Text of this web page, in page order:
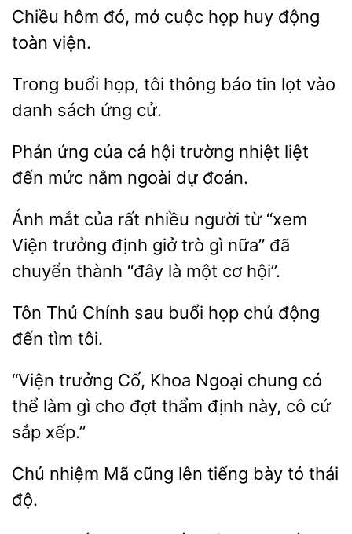
hôm đó, mở cuộc
động
toàn viện.
họp, tôi thông báo
lọt vào
danh sách ứng cử.
Phản ứng
hội trường nhiệt liệt
đến mức nằm ngoài
đoán.
Ánh của rất nhiều
“xem
Viện trưởng định giở trò gì nữa” đã
chuyển thành “đây là một cơ hội”.
Thủ
sau buổi họp chủ
đến tìm tôi.
“Viện trưởng Cố, Khoa
chung có
thể làm gì
đợt thẩm định này, cô
sắp xếp.”
nhiệm cũng lên tiếng bày tỏ thái